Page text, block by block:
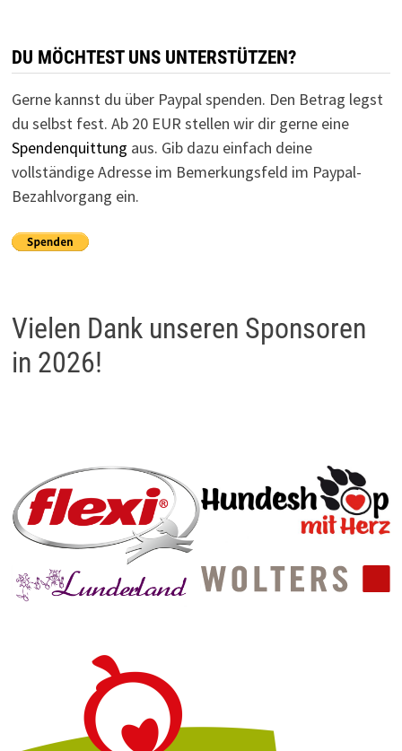
DU MÖCHTEST UNS UNTERSTÜTZEN?
Gerne kannst du über Paypal spenden. Den Betrag legst
du selbst fest. Ab 20 EUR stellen wir dir gerne eine
Spendenquittung aus. Gib dazu einfach deine
vollständige Adresse im Bemerkungsfeld im Paypal-
Bezahlvorgang ein.
Vielen Dank unseren Sponsoren
in 2026!